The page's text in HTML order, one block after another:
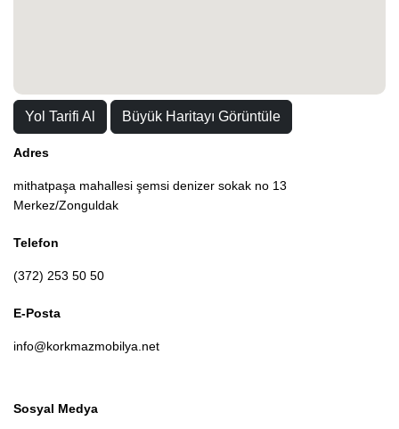
Yol Tarifi Al Büyük Haritayı Görüntüle
Adres
mithatpaşa mahallesi şemsi denizer sokak no 13
Merkez/Zonguldak
Telefon
(372) 253 50 50
E-Posta
info@korkmazmobilya.net
Sosyal Medya